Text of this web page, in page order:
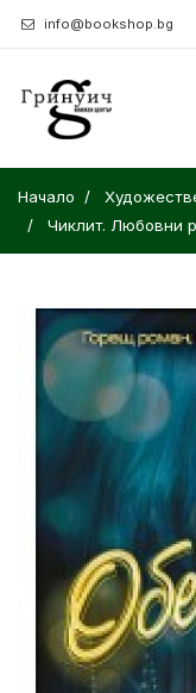
info@bookshop.bg
Начало
Чиклит. Любовни